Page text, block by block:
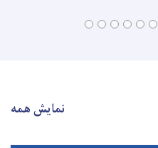
نمایش همه